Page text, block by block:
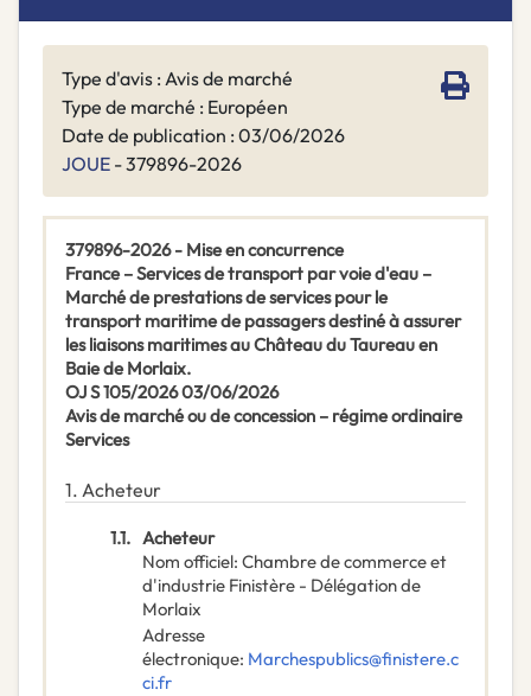
Type d'avis : Avis de marché
Type de marché : Européen
Date de publication : 03/06/2026
JOUE - 379896-2026
379896-2026 - Mise en concurrence
France – Services de transport par voie d'eau –
Marché de prestations de services pour le
transport maritime de passagers destiné à assurer
les liaisons maritimes au Château du Taureau en
Baie de Morlaix.
OJ S 105/2026 03/06/2026
Avis de marché ou de concession – régime ordinaire
Services
1. Acheteur
1.1. Acheteur
Nom officiel: Chambre de commerce et
d'industrie Finistère - Délégation de
Morlaix
Adresse
électronique: Marchespublics@finistere.c
ci.fr